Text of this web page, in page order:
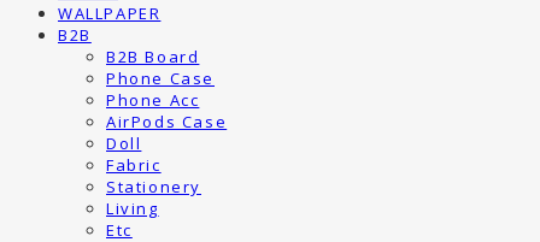
WALLPAPER
B2B
B2B Board
Phone Case
Phone Acc
AirPods Case
Doll
Fabric
Stationery
Living
Etc